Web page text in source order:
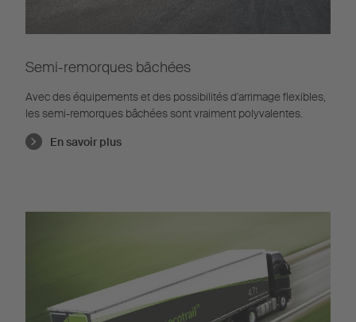
Semi-remorques bâchées
Avec des équipements et des possibilités d'arrimage flexibles,
les semi-remorques bâchées sont vraiment polyvalentes.
En savoir plus